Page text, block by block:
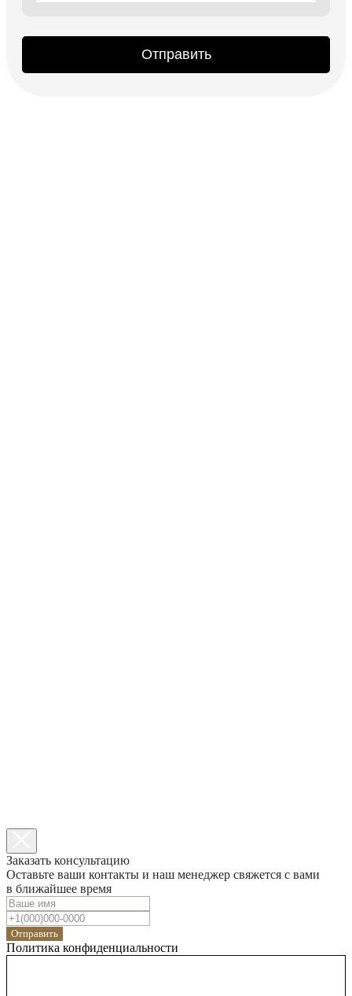
Отправить
Заказать консультацию
Оставьте ваши контакты и наш менеджер свяжется с вами
в ближайшее время
Отправить
Политика конфиденциальности